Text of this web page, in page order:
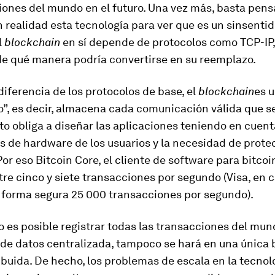
del mundo en el futuro. Una vez más, basta
realidad esta tecnología para ver que es un
blockchain en sí depende de protocolos como TCP-
qué manera podría convertirse en su reemplazo.
de los protocolos de base, el blockchaines
es decir, almacena cada comunicación válida que
obliga a diseñar las aplicaciones teniendo en
de hardware de los usuarios y la necesidad de
eso Bitcoin Core, el cliente de software para
cinco y siete transacciones por segundo (Visa, en
segura 25 000 transacciones por segundo).
es posible registrar todas las transacciones del
datos centralizada, tampoco se hará en una única
De hecho, los problemas de escala en la